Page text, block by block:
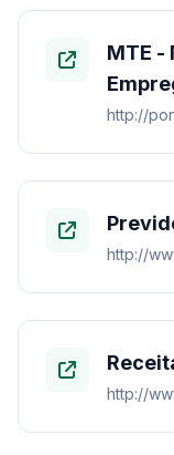
MTE -
http://
http://
http://